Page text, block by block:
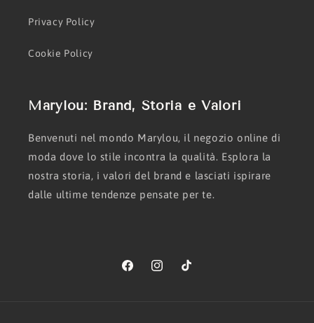
Privacy Policy
Cookie Policy
Marylou: Brand, Storia e Valori
Benvenuti nel mondo Marylou, il negozio online di
moda dove lo stile incontra la qualità. Esplora la
nostra storia, i valori del brand e lasciati ispirare
dalle ultime tendenze pensate per te.
FacebookInstagramTikTok